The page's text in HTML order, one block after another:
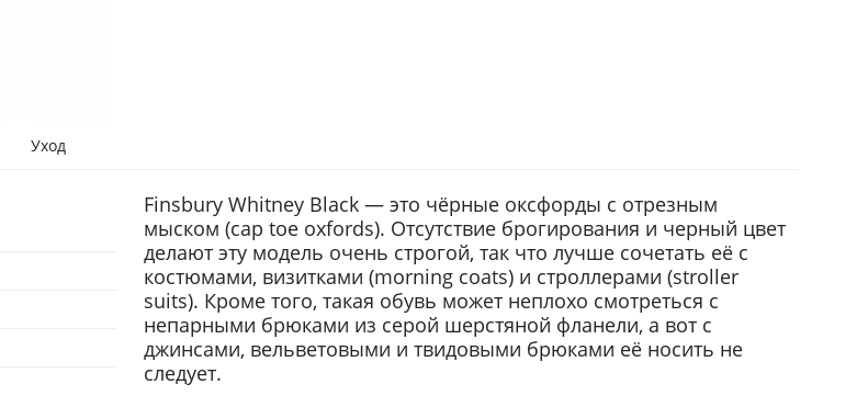
Уход
Finsbury Whitney Black — это чёрные оксфорды с отрезным
мыском (cap toe oxfords). Отсутствие брогирования и черный цвет
делают эту модель очень строгой, так что лучше сочетать её с
костюмами, визитками (morning coats) и строллерами (stroller
suits). Кроме того, такая обувь может неплохо смотреться с
непарными брюками из серой шерстяной фланели, а вот с
джинсами, вельветовыми и твидовыми брюками её носить не
следует.